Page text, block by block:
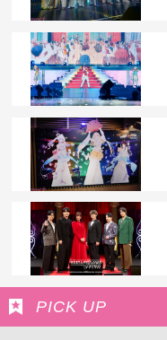
PICK UP